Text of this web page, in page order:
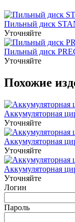
Пильный диск
Уточняйте
Пильный диск
Уточняйте
Похожие
Аккумуляторная
Уточняйте
Аккумуляторная
Уточняйте
Аккумуляторная
Уточняйте
Логин
Пароль